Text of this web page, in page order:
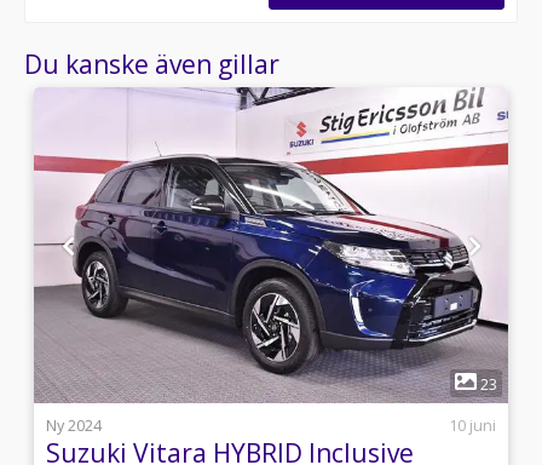
Du kanske även gillar
1
23
Ny 2024
10 juni
Suzuki Vitara HYBRID Inclusive